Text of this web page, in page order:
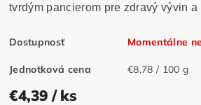
tvrdým pancierom pre zdravý vývin a
Dostupnosť Momentálne
Jednotková cena €8,78 / 100 g
€4,39/ ks